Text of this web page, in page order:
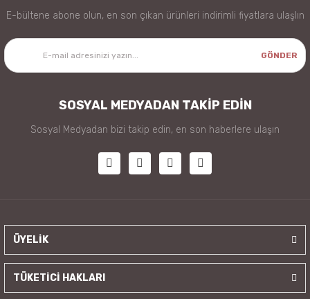
E-bültene abone olun, en son çıkan ürünleri indirimli fiyatlara ulaşlın
GÖNDER
SOSYAL MEDYADAN TAKİP EDİN
Sosyal Medyadan bizi takip edin, en son haberlere ulaşın
ÜYELİK
TÜKETİCİ HAKLARI